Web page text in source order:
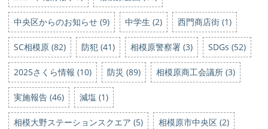
中央区からのお知らせ (9) 中学生 (2) 西門商店街 (1)
SC相模原 (82) 防犯 (41) 相模原警察署 (3) SDGs (52)
2025さくら情報 (10) 防災 (89) 相模原商工会議所 (3)
実施報告 (46) 減塩 (1)
相模大野ステーションスクエア (5) 相模原市中央区 (2)